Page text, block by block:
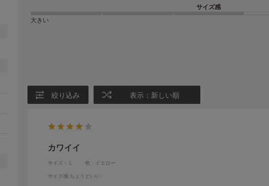
サイズ感
大きい
絞り込み 表示：新しい順
カワイイ
サイズ：Ｌ 色：イエロー
サイズ感:ちょうどいい